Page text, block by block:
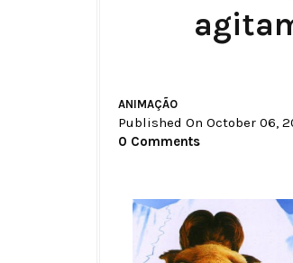
ANIMAÇÃO
Published On October 06,
0 Comments